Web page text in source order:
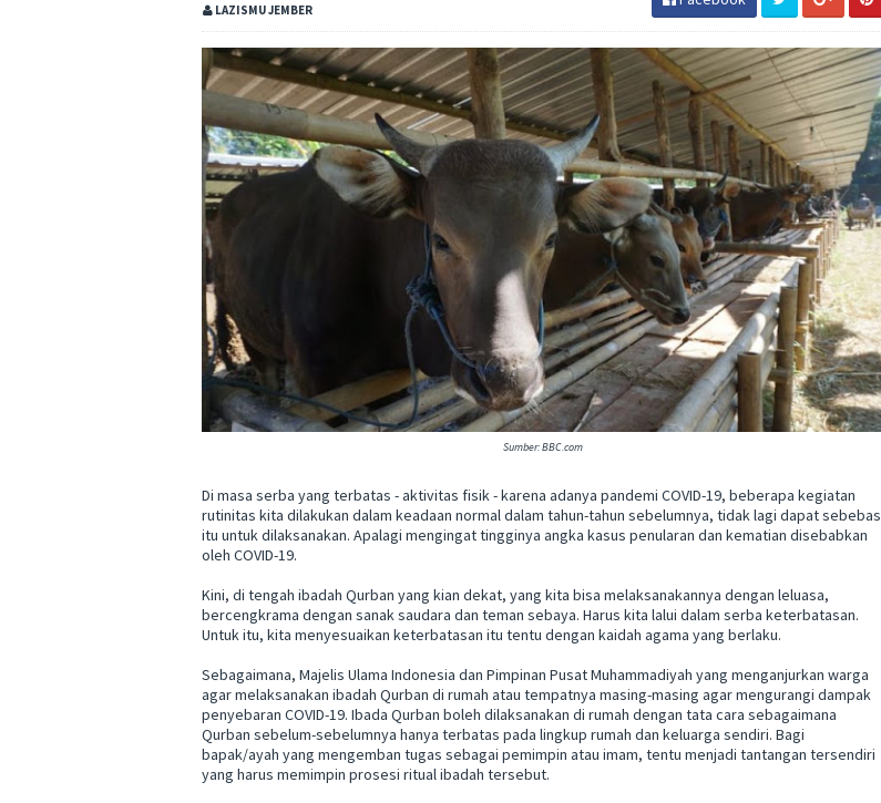
LAZISMU JEMBER
Sumber: BBC.com
Di masa serba yang terbatas - aktivitas fisik - karena adanya pandemi COVID-19, beberapa kegiatan
rutinitas kita dilakukan dalam keadaan normal dalam tahun-tahun sebelumnya, tidak lagi dapat sebebas
itu untuk dilaksanakan. Apalagi mengingat tingginya angka kasus penularan dan kematian disebabkan
oleh COVID-19.
Kini, di tengah ibadah Qurban yang kian dekat, yang kita bisa melaksanakannya dengan leluasa,
bercengkrama dengan sanak saudara dan teman sebaya. Harus kita lalui dalam serba keterbatasan.
Untuk itu, kita menyesuaikan keterbatasan itu tentu dengan kaidah agama yang berlaku.
Sebagaimana, Majelis Ulama Indonesia dan Pimpinan Pusat Muhammadiyah yang menganjurkan warga
agar melaksanakan ibadah Qurban di rumah atau tempatnya masing-masing agar mengurangi dampak
penyebaran COVID-19. Ibada Qurban boleh dilaksanakan di rumah dengan tata cara sebagaimana
Qurban sebelum-sebelumnya hanya terbatas pada lingkup rumah dan keluarga sendiri. Bagi
bapak/ayah yang mengemban tugas sebagai pemimpin atau imam, tentu menjadi tantangan tersendiri
yang harus memimpin prosesi ritual ibadah tersebut.